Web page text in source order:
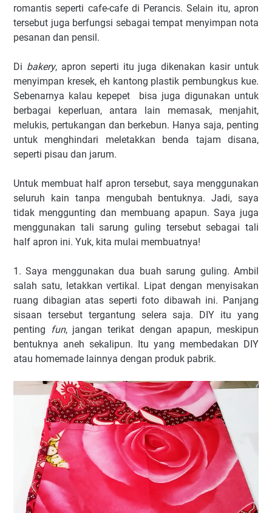
romantis seperti cafe-cafe di Perancis. Selain itu, apron
tersebut juga berfungsi sebagai tempat menyimpan nota
pesanan dan pensil.
Di bakery, apron seperti itu juga dikenakan kasir untuk
menyimpan kresek, eh kantong plastik pembungkus kue.
Sebenarnya kalau kepepet bisa juga digunakan untuk
berbagai keperluan, antara lain memasak, menjahit,
melukis, pertukangan dan berkebun. Hanya saja, penting
untuk menghindari meletakkan benda tajam disana,
seperti pisau dan jarum.
Untuk membuat half apron tersebut, saya menggunakan
seluruh kain tanpa mengubah bentuknya. Jadi, saya
tidak menggunting dan membuang apapun. Saya juga
menggunakan tali sarung guling tersebut sebagai tali
half apron ini. Yuk, kita mulai membuatnya!
1. Saya menggunakan dua buah sarung guling. Ambil
salah satu, letakkan vertikal. Lipat dengan menyisakan
ruang dibagian atas seperti foto dibawah ini. Panjang
sisaan tersebut tergantung selera saja. DIY itu yang
penting
fun, jangan terikat dengan apapun, meskipun
bentuknya aneh sekalipun. Itu yang membedakan DIY
atau homemade lainnya dengan produk pabrik.